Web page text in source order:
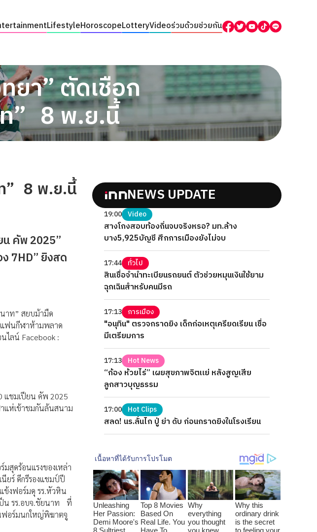
LifestyleHoroscopeLotteryVideoร่วมด้วยช่วยกัน
า” ตัดเชือก
” 8 พ.ย.นี้
” 8 พ.ย.นี้
น คัพ 2025”
7HD” ยิงสด
าท” สยบม้ามืด
แฟนกีฬาห้ามพลาด
ไลน์ Facebook :
แชมเปียน คัพ 2025
แห่เข้าชมกันล้นสนาม
สุดร้อนแรงของเหล่า
ยร์ ดีกรีรองแชมป์ปี
ข้งฟอร์มดุ รร.หัวหิน
ป็น รร.อบจ.ชัยนาท ที่
ฟอร์มนกใหญ่พิฆาตจู
NEWS UPDATE
19:00 Video
สางโกงสอบท้องถิ่นจบจริงหรอ? มท.ล้าง
บาง5,925บัญชี ศึกการเมืองยังไม่จบ
17:44 ทั่วไป
สินเชื่อจำนำทะเบียนรถยนต์ ตัวช่วยหมุนเงินใช้ยาม
ฉุกเฉินสำหรับคนมีรถ
17:13 การเมือง
"อนุทิน" ตรวจกราดยิง เด็กก่อเหตุเครียดเรียน เชื่อ
มีเตรียมการ
17:13 Hot News
“ก้อง ห้วยไร่” เผยสุขภาพจิตแย่ หลังสูญเสีย
ลูกสาวบุญธรรม
17:00 Hot Clips
สลด! นร.ลั่นไก ปู่ ย่า ดับ ก่อนกราดยิงในโรงเรียน